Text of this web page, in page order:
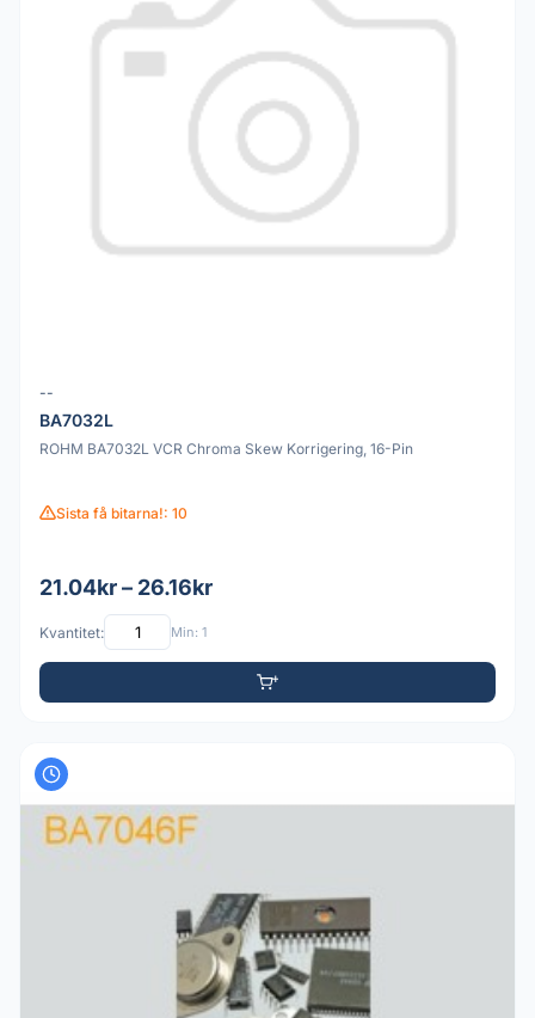
--
BA7032L
ROHM BA7032L VCR Chroma Skew Korrigering, 16-Pin
Sista få bitarna!: 10
21.04kr – 26.16kr
Kvantitet: Min: 1